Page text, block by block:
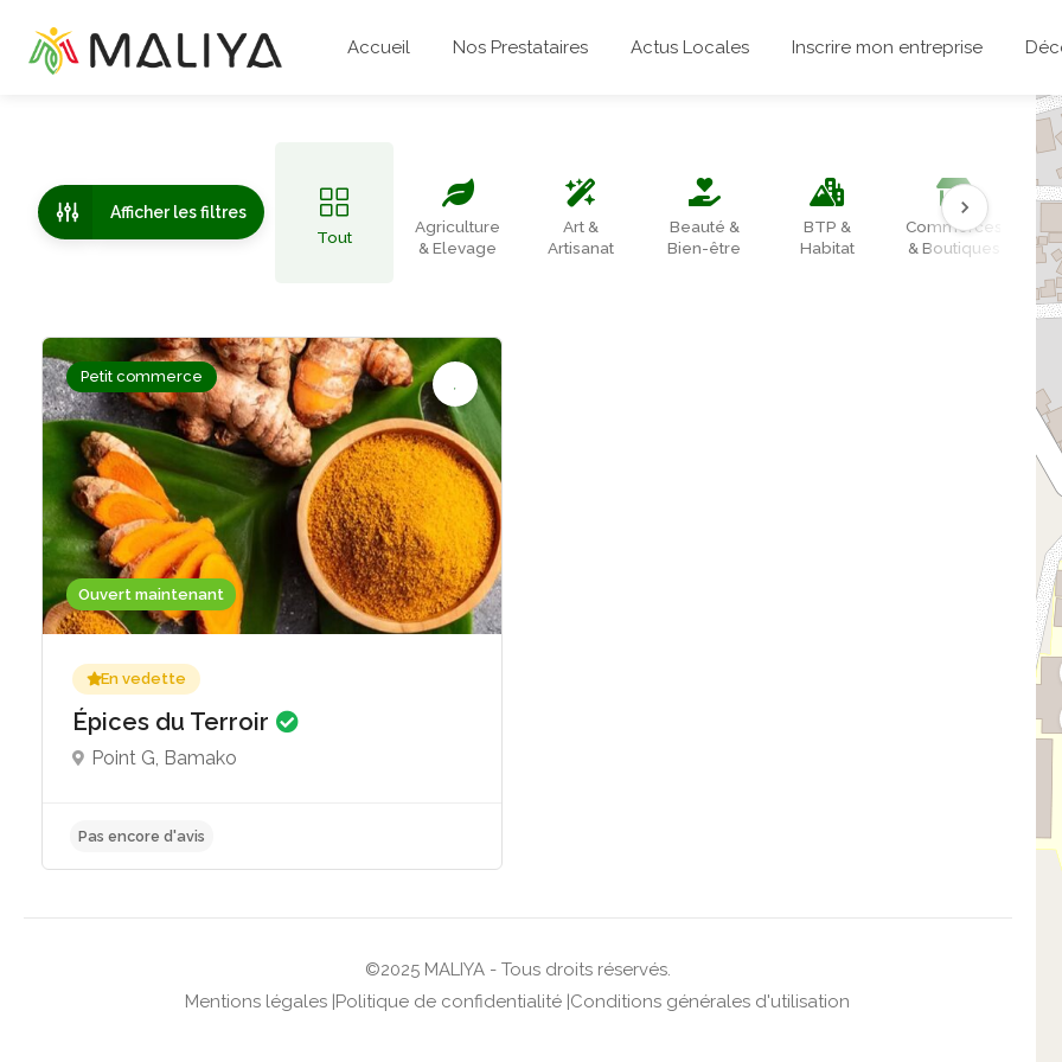
Accueil Nos Prestataires Actus Locales Inscrire mon entreprise
Afficher les filtres
Tout
Agriculture
& Elevage
Art &
Artisanat
Beauté &
Bien-être
BTP &
Habitat
Commerces
& Boutiques
Ouvert maintenant
Petit commerce
En vedette
Épices du Terroir
Point G, Bamako
©2025 MALIYA - Tous droits réservés.
Mentions légales |Politique de confidentialité |Conditions générales d'utilisation